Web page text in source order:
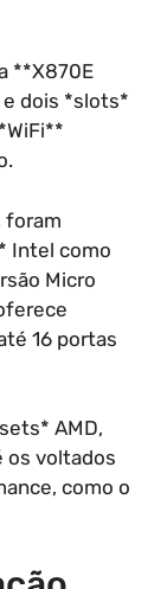
**X870E
e dois *slots*
foram
Intel como
Micro
16 portas
AMD,
os voltados
como o